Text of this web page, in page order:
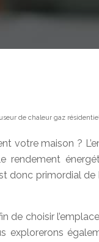
de chaleur gaz
maison ?
rendement
donc primordial
de choisir
explorerons